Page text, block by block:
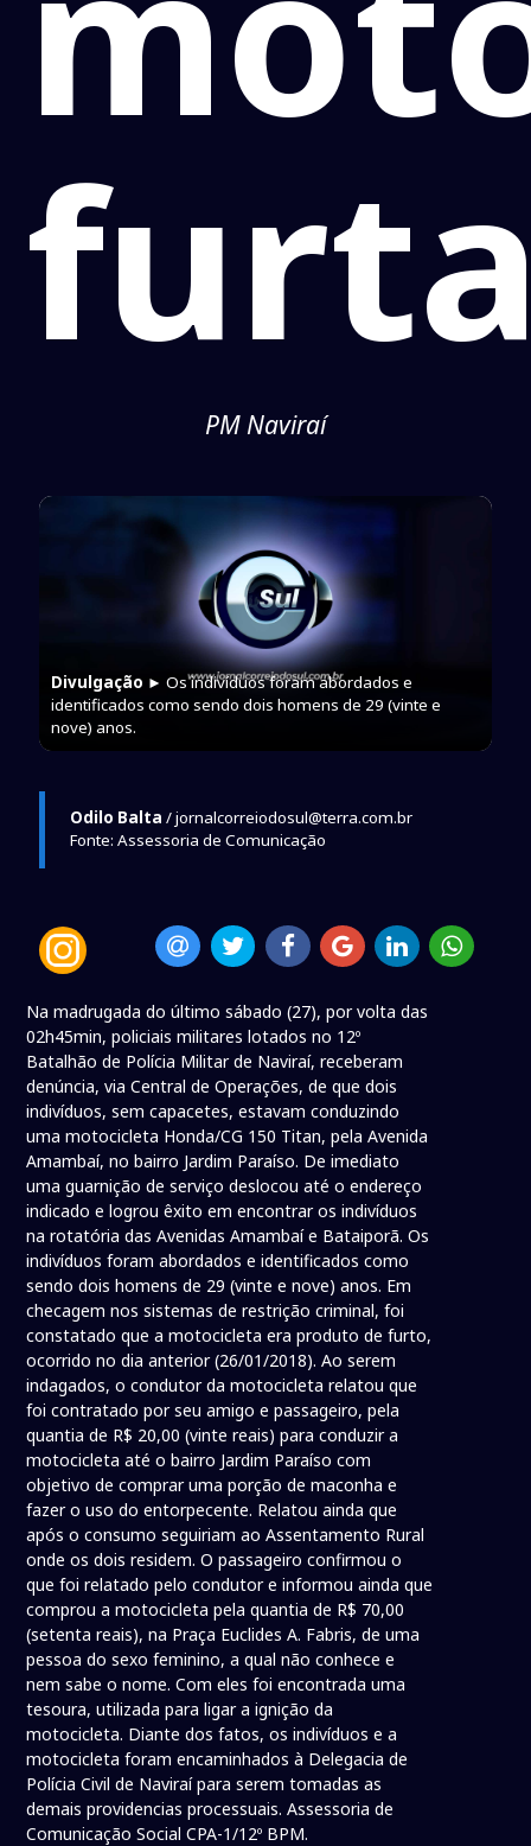
PM Naviraí
Divulgação ► Os indivíduos foram abordados e
identificados como sendo dois homens de 29 (vinte e
nove) anos.
Odilo Balta / jornalcorreiodosul@terra.com.br
Fonte: Assessoria de Comunicação
Na madrugada do último sábado (27), por volta das
02h45min, policiais militares lotados no 12º
Batalhão de Polícia Militar de Naviraí, receberam
denúncia, via Central de Operações, de que dois
indivíduos, sem capacetes, estavam conduzindo
uma motocicleta Honda/CG 150 Titan, pela Avenida
Amambaí, no bairro Jardim Paraíso. De imediato
uma guarnição de serviço deslocou até o endereço
indicado e logrou êxito em encontrar os indivíduos
na rotatória das Avenidas Amambaí e Bataiporã. Os
indivíduos foram abordados e identificados como
sendo dois homens de 29 (vinte e nove) anos. Em
checagem nos sistemas de restrição criminal, foi
constatado que a motocicleta era produto de furto,
ocorrido no dia anterior (26/01/2018). Ao serem
indagados, o condutor da motocicleta relatou que
foi contratado por seu amigo e passageiro, pela
quantia de R$ 20,00 (vinte reais) para conduzir a
motocicleta até o bairro Jardim Paraíso com
objetivo de comprar uma porção de maconha e
fazer o uso do entorpecente. Relatou ainda que
após o consumo seguiriam ao Assentamento Rural
onde os dois residem. O passageiro confirmou o
que foi relatado pelo condutor e informou ainda que
comprou a motocicleta pela quantia de R$ 70,00
(setenta reais), na Praça Euclides A. Fabris, de uma
pessoa do sexo feminino, a qual não conhece e
nem sabe o nome. Com eles foi encontrada uma
tesoura, utilizada para ligar a ignição da
motocicleta. Diante dos fatos, os indivíduos e a
motocicleta foram encaminhados à Delegacia de
Polícia Civil de Naviraí para serem tomadas as
demais providencias processuais. Assessoria de
Comunicação Social CPA-1/12º BPM.